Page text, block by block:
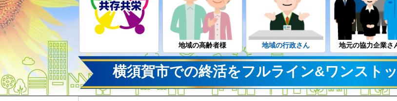
地域の高齢者様 地域の行政さん 地元の協力企業さ
横須賀市での終活をフルライン&ワンスト